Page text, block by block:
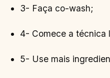
3- Faça co-wash;
4- Comece a técnica
5- Use mais